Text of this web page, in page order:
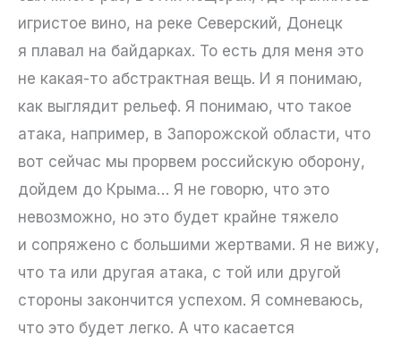
игристое вино, на реке Северский, Донецк
я плавал на байдарках. То есть для меня это
не какая-то абстрактная вещь. И я понимаю,
как выглядит рельеф. Я понимаю, что такое
атака, например, в Запорожской области, что
вот сейчас мы прорвем российскую оборону,
дойдем до Крыма… Я не говорю, что это
невозможно, но это будет крайне тяжело
и сопряжено с большими жертвами. Я не вижу,
что та или другая атака, с той или другой
стороны закончится успехом. Я сомневаюсь,
что это будет легко. А что касается